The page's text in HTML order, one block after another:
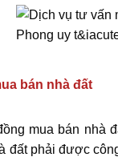
bán nhà đất
mua bán nhà
đất phải được